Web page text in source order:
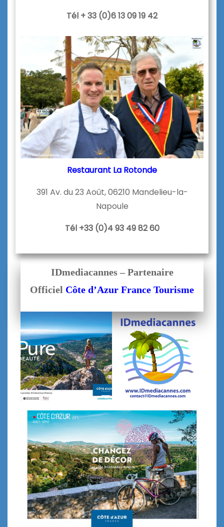
Tél + 33 (0)6 13 09 19 42
Restaurant La Rotonde
391 Av. du 23 Août, 06210 Mandelieu-la-
Napoule
Tél +33 (0)4 93 49 82 60
IDmediacannes – Partenaire
Officiel Côte d’Azur France Tourisme